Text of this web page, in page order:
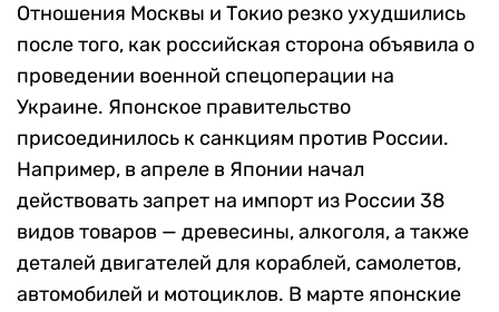
Отношения Москвы и Токио резко ухудшились
после того, как российская сторона объявила о
проведении военной спецоперации на
Украине. Японское правительство
присоединилось к санкциям против России.
Например, в апреле в Японии начал
действовать запрет на импорт из России 38
видов товаров — древесины, алкоголя, а также
деталей двигателей для кораблей, самолетов,
автомобилей и мотоциклов. В марте японские